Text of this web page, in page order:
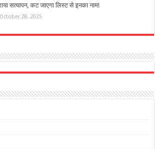
सत्यापन, कट जाएगा लिस्ट से इनका नाम!
October 28, 2025